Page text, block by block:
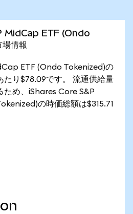
ETF (Ondo
情報
ETF (Ondo Tokenized)の
たり$78.09です。 流通供給量
め、iShares Core S&P
の時価総額は$315.71